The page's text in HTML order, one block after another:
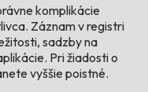
komplikácie
Záznam v registri
sadzby na
Pri žiadosti o
vyššie poistné.